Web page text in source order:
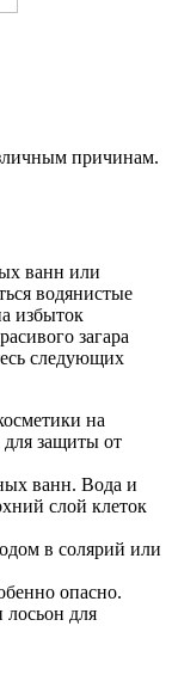
причинам.
ванн или
водянистые
избыток
загара
следующих
на
для защиты от
ванн. Вода и
слой клеток
в солярий или
опасно.
для